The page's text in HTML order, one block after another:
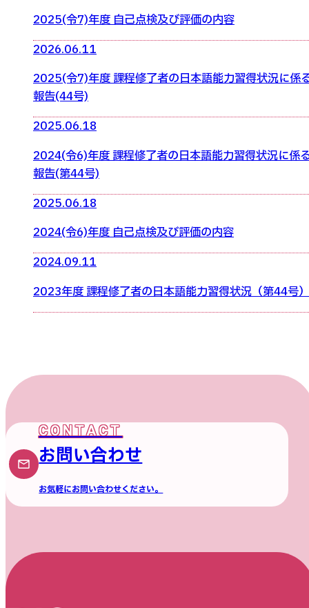
2025(令7)年度 自己点検及び評価の内容
2026.06.11
2025(令7)年度 課程修了者の日本語能力習得状況に係
報告(44号)
2025.06.18
2024(令6)年度 課程修了者の日本語能力習得状況に係
報告(第44号)
2025.06.18
2024(令6)年度 自己点検及び評価の内容
2024.09.11
2023年度 課程修了者の日本語能力習得状況（第44号）
お問い合わせ
お気軽にお問い合わせください。